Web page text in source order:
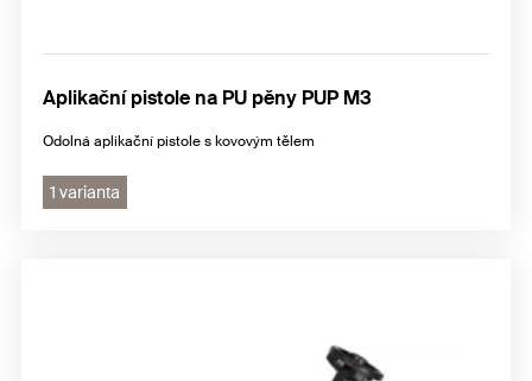
Aplikační pistole na PU pěny PUP M3
Odolná aplikační pistole s kovovým tělem
1 varianta